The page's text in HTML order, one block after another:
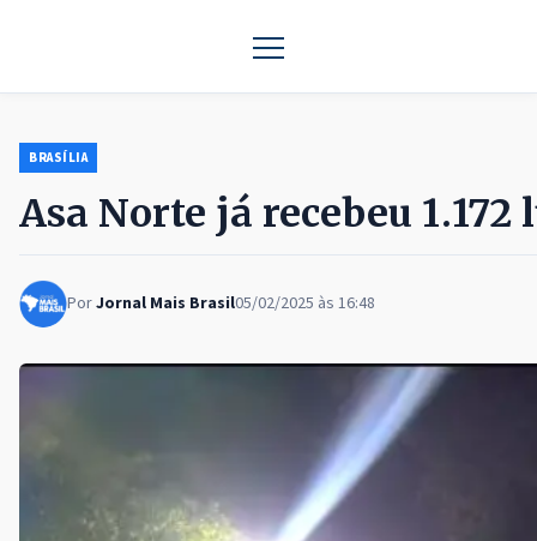
BRASÍLIA
Asa Norte já recebeu
PorJornal Mais Brasil05/02/2025 às 16:48